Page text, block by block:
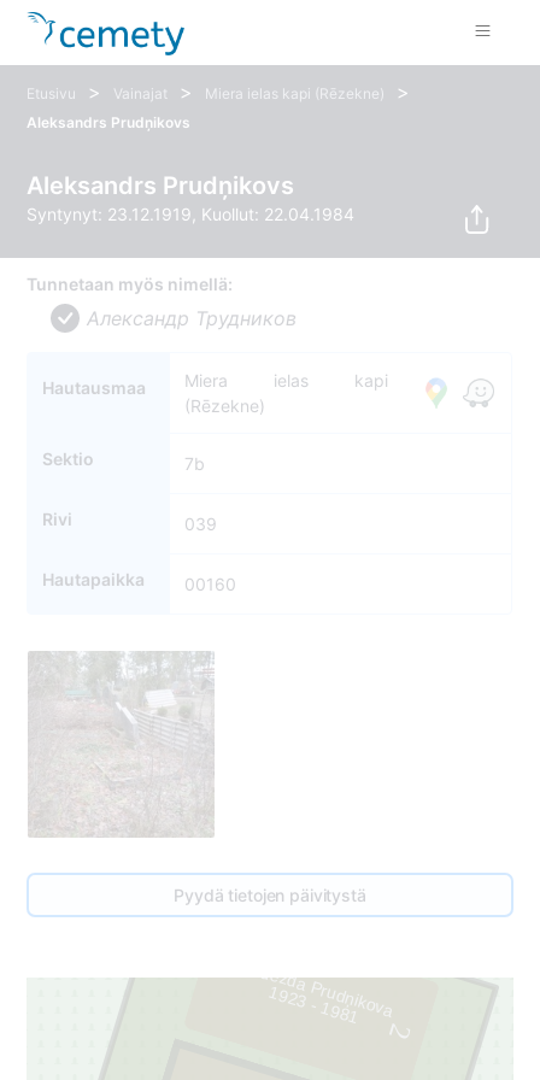
Etusivu > Vainajat > Miera ielas kapi (Rēzekne) >
Aleksandrs Prudņikovs
Aleksandrs Prudņikovs
Syntynyt: 23.12.1919, Kuollut: 22.04.1984
Tunnetaan myös nimellä:
Александр Трудников
Hautausmaa
Miera ielas kapi
(Rēzekne)
Sektio 7b
Rivi 039
Hautapaikka 00160
Pyydä tietojen päivitystä
2
Nadežda Prudņikova
1923- 1981